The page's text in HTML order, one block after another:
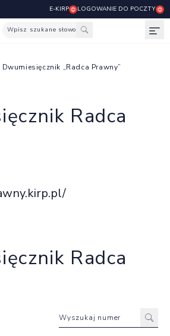
E-KIRP LOGOWANIE DO POCZTY
Wpisz szukane słowo
Dwumiesięcznik „Radca Prawny”
Radca
Radca
Wyszukaj numer